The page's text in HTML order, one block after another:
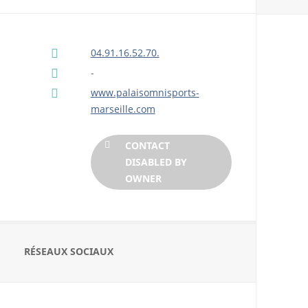
04.91.16.52.70.
-
www.palaisomnisports-
marseille.com
CONTACT
DISABLED BY
OWNER
RÉSEAUX SOCIAUX